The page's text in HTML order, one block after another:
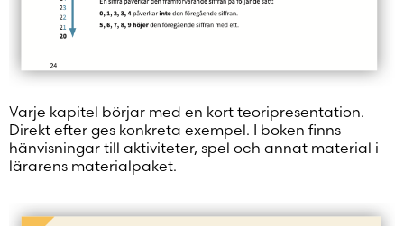
Varje kapitel börjar med en kort teoripresentation.
Direkt efter ges konkreta exempel. I boken finns
hänvisningar till aktiviteter, spel och annat material i
lärarens materialpaket.